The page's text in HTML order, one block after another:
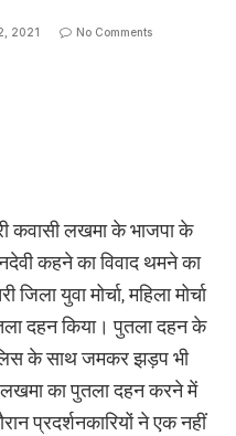
2021 No Comments
कवासी लखमा के भाजपा के
कहने का विवाद थमने का
युवा मोर्चा, महिला मोर्चा
दहन किया। पुतला दहन के
के साथ जमकर झड़प भी
लखमा का पुतला दहन करने में
प्रदर्शनकारियों ने एक नहीं